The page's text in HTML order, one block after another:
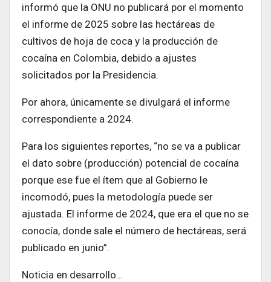
informó que la ONU no publicará por el momento
el informe de 2025 sobre las hectáreas de
cultivos de hoja de coca y la producción de
cocaína en Colombia, debido a ajustes
solicitados por la Presidencia.
Por ahora, únicamente se divulgará el informe
correspondiente a 2024.
Para los siguientes reportes, “no se va a publicar
el dato sobre (producción) potencial de cocaína
porque ese fue el ítem que al Gobierno le
incomodó, pues la metodología puede ser
ajustada. El informe de 2024, que era el que no se
conocía, donde sale el número de hectáreas, será
publicado en junio”.
Noticia en desarrollo…